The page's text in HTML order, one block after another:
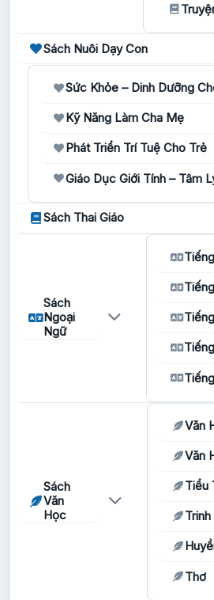
Sách Nuôi Dạy Con
Sức Khỏe – Dinh Dưỡng
Kỹ Năng Làm Cha Mẹ
Phát Triển Trí Tuệ Cho Trẻ
Giáo Dục Giới Tính – Tâm
Sách Thai Giáo
Sách
Ngoại
Ngữ
Sách
Văn
Học
Văn
Văn
Tiểu
Thơ